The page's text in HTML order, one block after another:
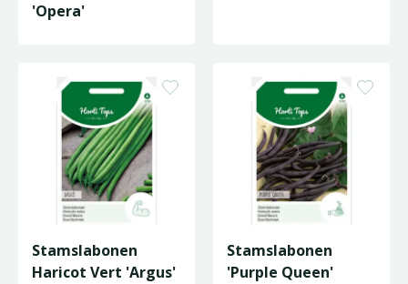
'Opera'
Stamslabonen
Haricot Vert 'Argus'
Stamslabonen
'Purple Queen'